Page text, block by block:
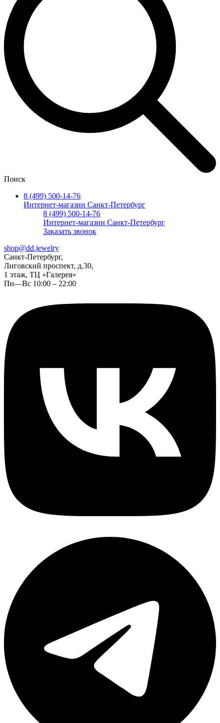
Поиск
8 (499) 500-14-76
Интернет-магазин Санкт-Петербург
8 (499) 500-14-76
Интернет-магазин Санкт-Петербург
Заказать звонок
shop@dd.jewelry
Санкт-Петербург,
Лиговский проспект, д.30,
1 этаж, ТЦ «Галерея»
Пн—Вс 10:00 – 22:00